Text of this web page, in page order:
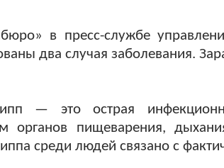
в пресс-службе
два случая заболевания.
— это острая
органов пищеварения,
среди людей связано с